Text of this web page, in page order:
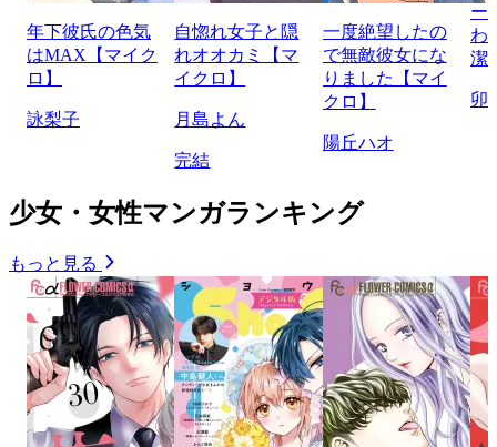
年下彼氏の色気
はMAX【マイク
ロ】
詠梨子
自惚れ女子と隠
れオオカミ【マ
イクロ】
月島よん
完結
一度絶望したの
で無敵彼女にな
りました【マイ
クロ】
陽丘ハオ
ー
わ
潔
卯
少女・女性マンガランキング
もっと見る